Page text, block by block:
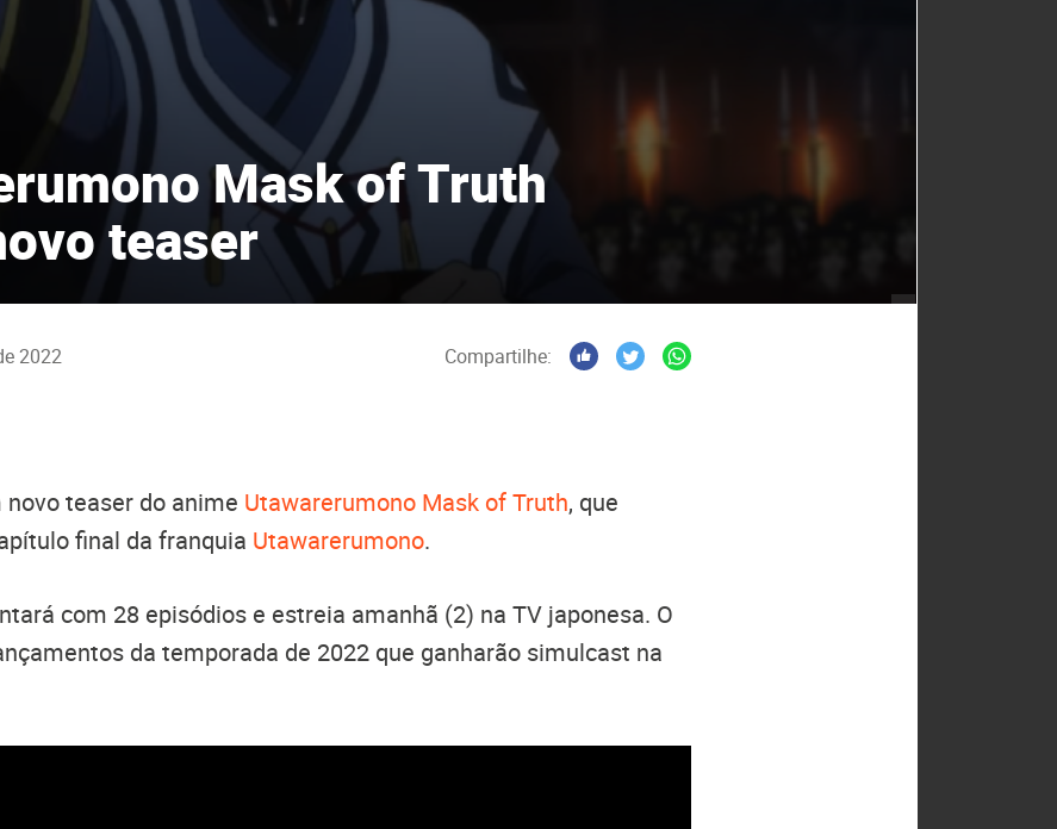
Mask of Truth
teaser
2022 Compartilhe:
teaser do anime Utawarerumono Mask of Truth, que
final da franquia Utawarerumono.
com 28 episódios e estreia amanhã (2) na TV japonesa. O
da temporada de 2022 que ganharão simulcast na